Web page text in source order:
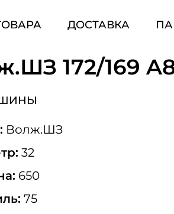
ДОСТАВКА
172/169
ШИНЫ
Волж.ШЗ
32
650
75